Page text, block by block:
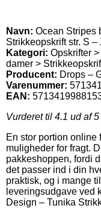
Navn: Ocean Stripes
Strikkeopskrift str. S –
Kategori: Opskrifter
damer >
Producent: Drops –
Varenummer:
EAN:
Vurderet til 4.1 ud af
En stor portion online
muligheder for fragt.
pakkeshoppen, fordi
det passer ind i din
praktisk, og i mange
leveringsudgave ved
Design – Tunika